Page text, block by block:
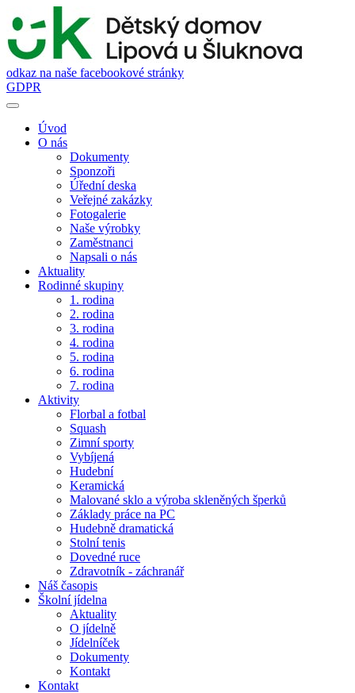
odkaz na naše facebookové stránky
GDPR
Úvod
O nás
Dokumenty
Sponzoři
Úřední deska
Veřejné zakázky
Fotogalerie
Naše výrobky
Zaměstnanci
Napsali o nás
Aktuality
Rodinné skupiny
1. rodina
2. rodina
3. rodina
4. rodina
5. rodina
6. rodina
7. rodina
Aktivity
Florbal a fotbal
Squash
Zimní sporty
Vybíjená
Hudební
Keramická
Malované sklo a výroba skleněných šperků
Základy práce na PC
Hudebně dramatická
Stolní tenis
Dovedné ruce
Zdravotník - záchranář
Náš časopis
Školní jídelna
Aktuality
O jídelně
Jídelníček
Dokumenty
Kontakt
Kontakt